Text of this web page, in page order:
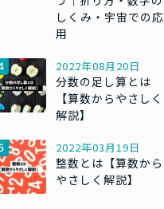
しくみ・宇宙での応
用
2022年08月20日
分数の足し算とは
【算数からやさしく
解説】
2022年03月19日
整数とは【算数から
やさしく解説】